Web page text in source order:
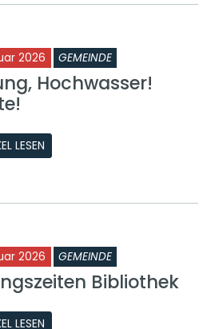
2026 GEMEINDE
Hochwasser!
LESEN
2026 GEMEINDE
Bibliothek
LESEN